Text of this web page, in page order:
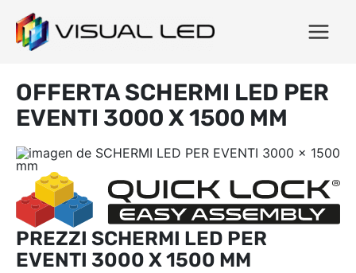
OFFERTA SCHERMI LED PER
EVENTI 3000 X 1500 MM
PREZZI SCHERMI LED PER
EVENTI 3000 X 1500 MM